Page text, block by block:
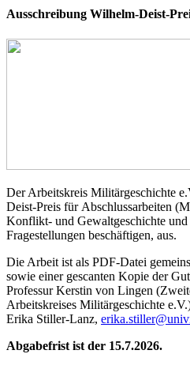
Ausschreibung Wilhelm-Deist-
Der Arbeitskreis Militärgeschichte
Deist-Preis für Abschlussarbeiten
Konflikt- und Gewaltgeschichte
Fragestellungen beschäftigen, aus.
Die Arbeit ist als PDF-Datei
sowie einer gescanten Kopie der
Professur Kerstin von Lingen
Arbeitskreises Militärgeschichte
Erika Stiller-Lanz,
Abgabefrist ist der 15.7.2026.